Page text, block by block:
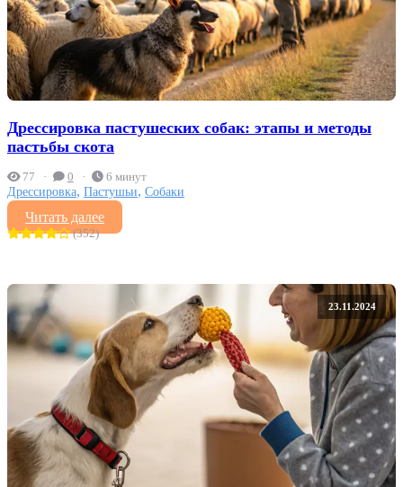
Дрессировка пастушеских собак: этапы и методы
пастьбы скота
77 0 6 минут
Дрессировка, Пастушьи, Собаки
Читать далее
(352)
23.11.2024